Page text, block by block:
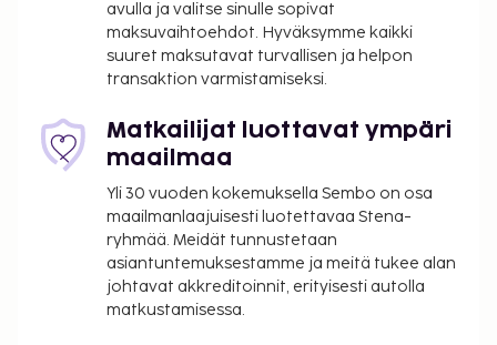
Omatoiminen pysäköinti: 7 EUR per päivä
Lemmikit: 25 EUR per lemmikki per päivä
Avustajaeläimistä ei veloiteta lisämaksuja
takuumaksut eivät välttämättä sisällä veroja, ja ne
saattavat muuttua.
Kausiluontoinen uima-allas on käytettävissä 01.
kesäkuuta – 21. syyskuuta.
Majoituspaikassa on tarjolla
yhdistettäviä/vierekkäisiä huoneita, joiden
saatavuus on rajoitettua. Niitä voi pyytää
avulla ja valitse sinulle sopivat
maksuvaihtoehdot. Hyväksymme kaikki
suuret maksutavat turvallisen ja helpon
transaktion varmistamiseksi.
Matkailijat luottavat ympäri
maailmaa
Yli 30 vuoden kokemuksella Sembo on osa
maailmanlaajuisesti luotettavaa Stena-
ryhmää. Meidät tunnustetaan
asiantuntemuksestamme ja meitä tukee alan
johtavat akkreditoinnit, erityisesti autolla
matkustamisessa.